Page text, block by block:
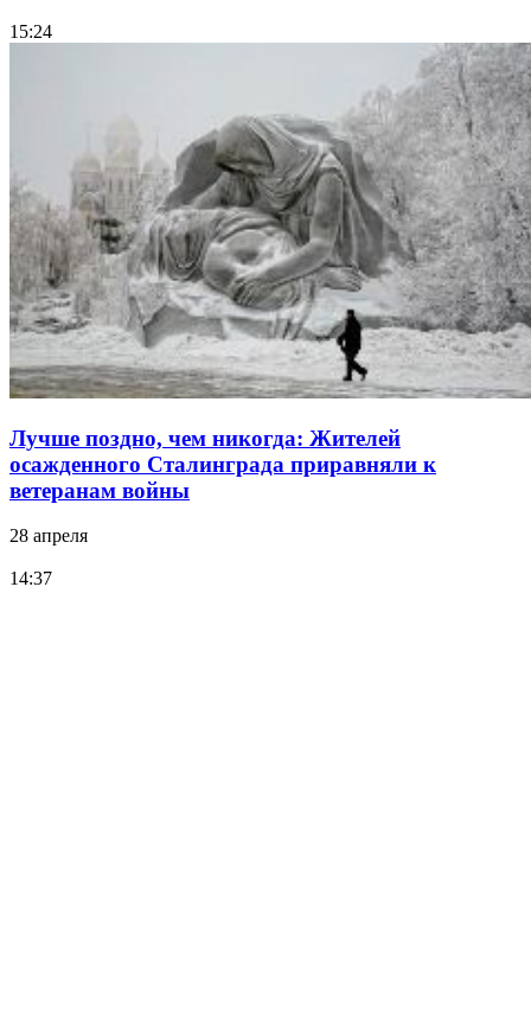
15:24
Лучше поздно, чем никогда: Жителей
осажденного Сталинграда приравняли к
ветеранам войны
28 апреля
14:37